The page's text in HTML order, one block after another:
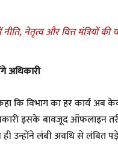
नेतृत्व और वित्त मंत्रियों की
अधिकारी
कि विभाग का हर कार्य
इसके बावजूद ऑफलाइन
उन्होंने लंबी अवधि से लंबित